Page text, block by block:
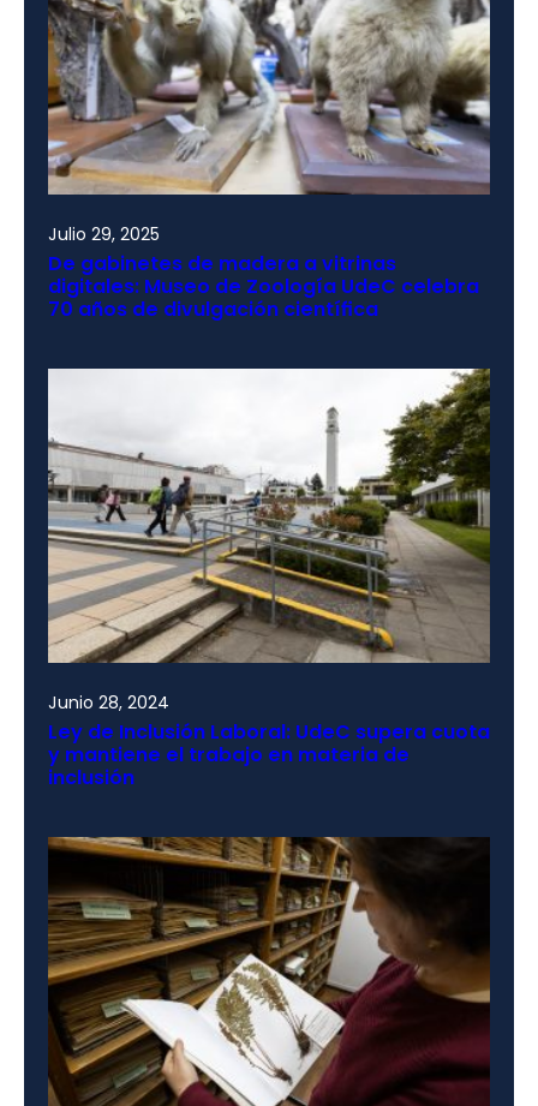
Julio 29, 2025
De gabinetes de madera a vitrinas
digitales: Museo de Zoología UdeC celebra
70 años de divulgación científica
Junio 28, 2024
Ley de Inclusión Laboral: UdeC supera cuota
y mantiene el trabajo en materia de
inclusión